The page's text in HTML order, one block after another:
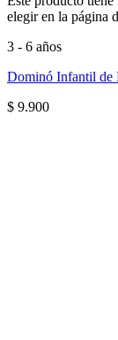
elegir en la página
3 - 6 años
Dominó Infantil de
$ 9.900